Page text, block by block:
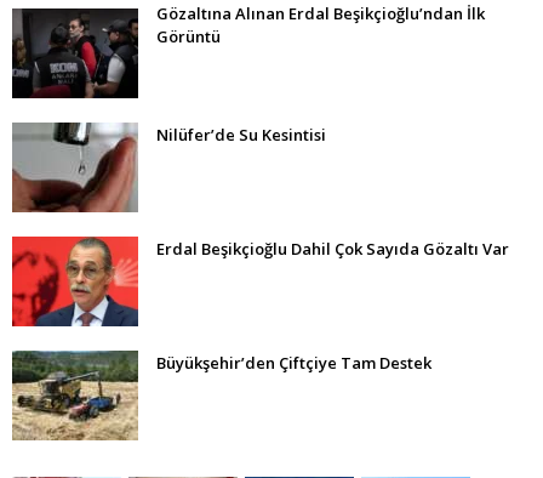
Gözaltına Alınan Erdal Beşikçioğlu’ndan İlk
Görüntü
Nilüfer’de Su Kesintisi
Erdal Beşikçioğlu Dahil Çok Sayıda Gözaltı Var
Büyükşehir’den Çiftçiye Tam Destek